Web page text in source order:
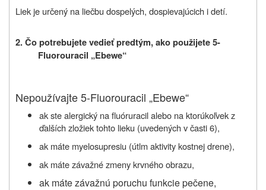
Liek je určený na liečbu dospelých, dospievajúcich i detí.
2. Čo potrebujete vedieť predtým, ako použijete5-
Fluorouracil „Ebewe“
Nepoužívajte 5-Fluorouracil „Ebewe“
ak ste alergický nafluóruracilalebo na ktorúkoľvek z
ďalších zložiek tohto lieku (uvedených v časti 6),
ak máte myelosupresiu (útlm aktivity kostnej drene),
ak mátezávažné zmeny krvného obrazu,
ak máte závažnú poruchu funkcie pečene,